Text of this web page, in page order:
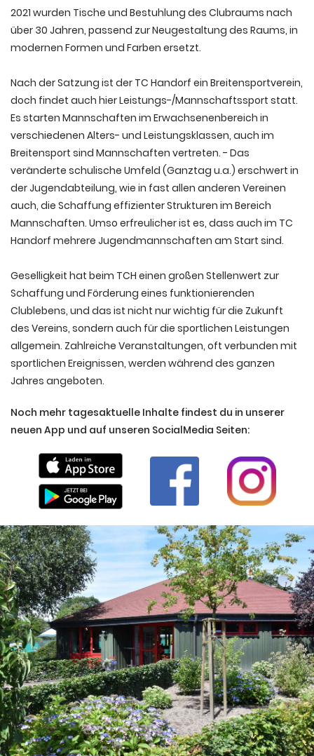
2021 wurden Tische und Bestuhlung des Clubraums nach
über 30 Jahren, passend zur Neugestaltung des Raums, in
modernen Formen und Farben ersetzt.
Nach der Satzung ist der TC Handorf ein Breitensportverein,
doch findet auch hier Leistungs-/Mannschaftssport statt.
Es starten Mannschaften im Erwachsenenbereich in
verschiedenen Alters- und Leistungsklassen, auch im
Breitensport sind Mannschaften vertreten. - Das
veränderte schulische Umfeld (Ganztag u.a.) erschwert in
der Jugendabteilung, wie in fast allen anderen Vereinen
auch, die Schaffung effizienter Strukturen im Bereich
Mannschaften. Umso erfreulicher ist es, dass auch im TC
Handorf mehrere Jugendmannschaften am Start sind.
Geselligkeit hat beim TCH einen großen Stellenwert zur
Schaffung und Förderung eines funktionierenden
Clublebens, und das ist nicht nur wichtig für die Zukunft
des Vereins, sondern auch für die sportlichen Leistungen
allgemein. Zahlreiche Veranstaltungen, oft verbunden mit
sportlichen Ereignissen, werden während des ganzen
Jahres angeboten.
Noch mehr tagesaktuelle Inhalte findest du in unserer
neuen App und auf unseren SocialMedia Seiten: